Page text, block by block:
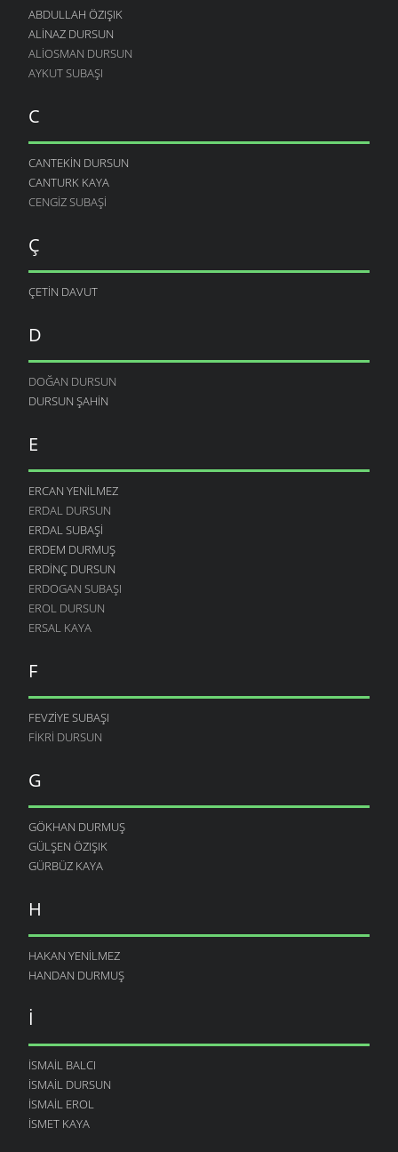
ABDULLAH ÖZIŞIK
ALINAZ DURSUN
ALIOSMAN DURSUN
AYKUT SUBAŞI
C
CANTEKIN DURSUN
CANTURK KAYA
CENGIZ SUBAŞI
Ç
ÇETIN DAVUT
D
DOĞAN DURSUN
DURSUN ŞAHIN
E
ERCAN YENILMEZ
ERDAL DURSUN
ERDAL SUBAŞI
ERDEM DURMUŞ
ERDINÇ DURSUN
ERDOGAN SUBAŞI
EROL DURSUN
ERSAL KAYA
F
FEVZIYE SUBAŞI
FIKRI DURSUN
G
GÖKHAN DURMUŞ
GÜLŞEN ÖZIŞIK
GÜRBÜZ KAYA
H
HAKAN YENILMEZ
HANDAN DURMUŞ
I
ISMAIL BALCI
ISMAIL DURSUN
ISMAIL EROL
ISMET KAYA